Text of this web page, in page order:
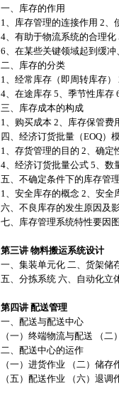
一、库存的作用
1、库存管理的连接作用 2、
4、有助于物流系统的合理
6、在某些关键领域起到缓
二、库存的分类
1、经常库存（即周转库存
4、在途库存 5、季节性库存
三、库存成本的构成
1、购买成本 2、库存保管费
四、经济订货批量（EOQ）
1、存货管理的目的 2、确定
4、经济订货批量公式 5、数
五、不确定条件下的库存管
1、安全库存的概念 2、安全
六、不良库存的发生原因及
七、库存管理系统特性要因
第三讲 物料搬运系统设计
一、集装单元化 二、货架储
五、分拣系统 六、自动化立
第四讲 配送管理
一、配送与配送中心
（一）终端物流与配送 （
二、配送中心的运作
（一）进货作业 （二）储
（五）配送作业 （六）退